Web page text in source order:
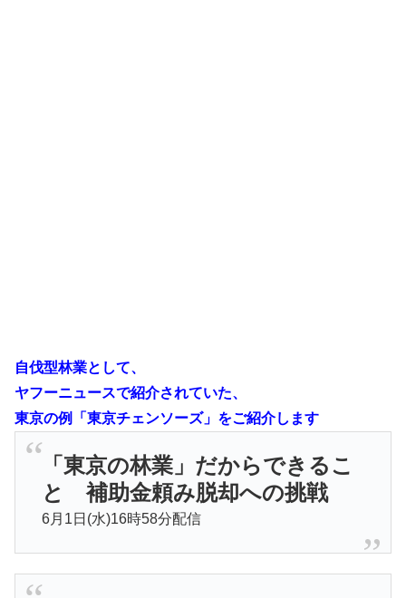
自伐型林業として、
ヤフーニュースで紹介されていた、
東京の例「東京チェンソーズ」をご紹介します
「東京の林業」だからできるこ
と 補助金頼み脱却への挑戦
6月1日(水)16時58分配信